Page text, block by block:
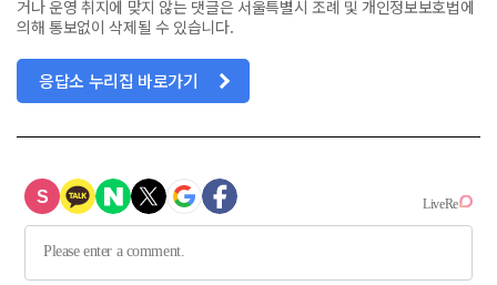
거나 운영 취지에 맞지 않는 댓글은 서울특별시 조례 및 개인정보보호법에
의해 통보없이 삭제될 수 있습니다.
응답소 누리집 바로가기